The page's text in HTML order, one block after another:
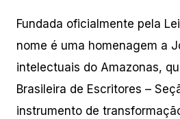
Fundada oficialmente pela
nome é uma homenagem a
intelectuais do Amazonas,
Brasileira de Escritores –
instrumento de